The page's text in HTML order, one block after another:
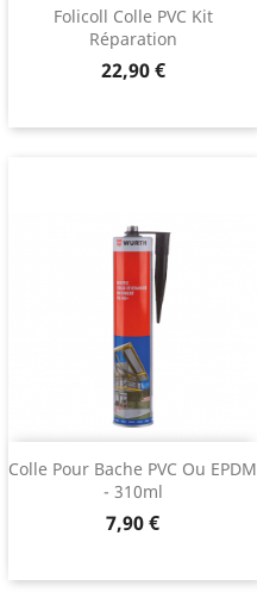
Folicoll Colle PVC Kit
Réparation
Prix
22,90 €
Colle Pour Bache PVC Ou EPDM
- 310ml
Prix
7,90 €